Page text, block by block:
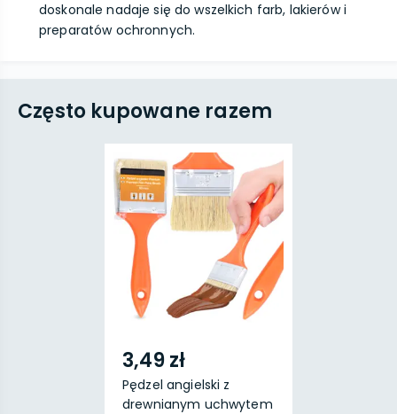
doskonale nadaje się do wszelkich farb, lakierów i
preparatów ochronnych.
Często kupowane razem
3,49 zł
Pędzel angielski z
drewnianym uchwytem